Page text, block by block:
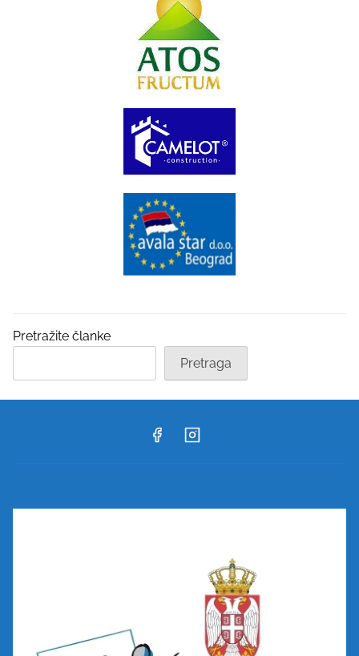
Pretražite članke
Pretraga